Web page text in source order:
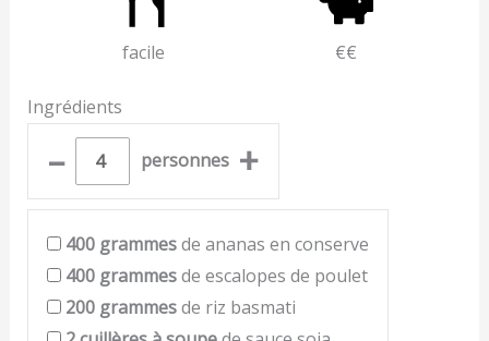
facile €€
Ingrédients
– personnes +
400 grammesde ananas en conserve
400 grammesde escalopes de poulet
200 grammesde riz basmati